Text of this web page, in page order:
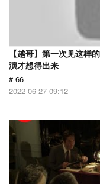
【越哥】第一次见这样
演才想得出来
# 66
2022-06-27 09:12